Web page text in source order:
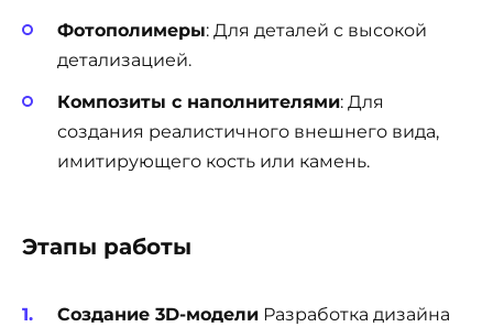
Фотополимеры: Для деталей с высокой
детализацией.
Композиты с наполнителями: Для
создания реалистичного внешнего вида,
имитирующего кость или камень.
Этапы работы
Создание 3D-модели Разработка дизайна